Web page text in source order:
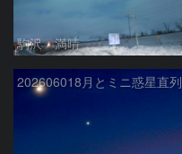
駒沢 満晴
202606018月とミニ惑星直列